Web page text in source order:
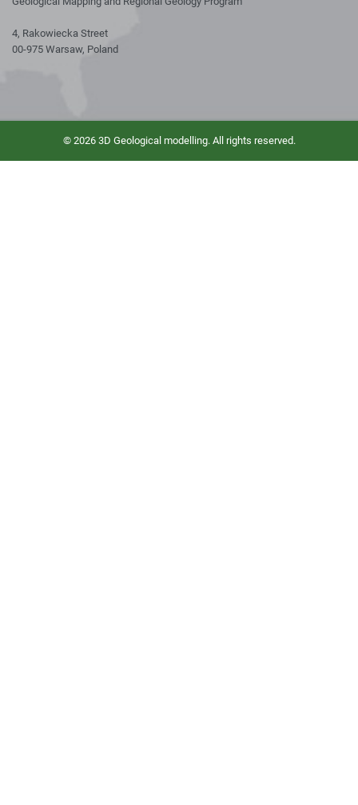
4, Rakowiecka Street
00-975 Warsaw, Poland
© 2026 3D Geological modelling. All rights reserved.